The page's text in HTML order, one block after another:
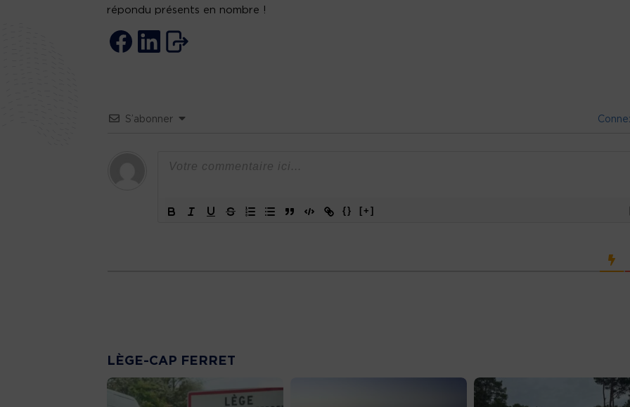
répondu présents en nombre !
S’abonner
{} [+]
LÈGE-CAP FERRET